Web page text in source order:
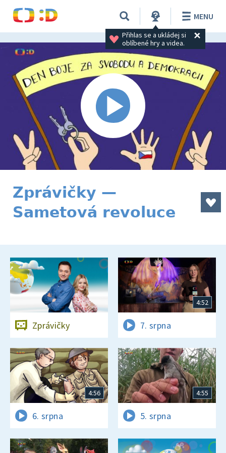
Přihlas se a ukládej si
oblíbené hry a videa.
MENU
Zprávičky —
Sametová revoluce
Zprávičky
4:52
7. srpna
4:56
6. srpna
4:55
5. srpna